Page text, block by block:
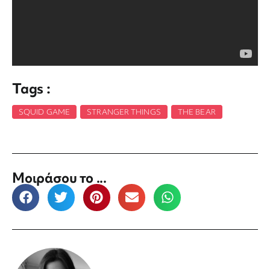
Tags :
SQUID GAME STRANGER THINGS THE BEAR
Μοιράσου το ...